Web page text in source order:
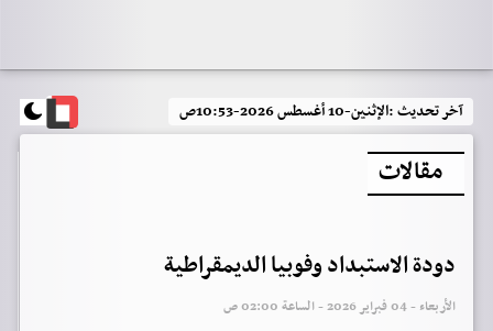
آخر تحديث :الإثنين-10 أغسطس 2026-10:53ص
مقالات
دودة الاستبداد وفوبيا الديمقراطية
الأربعاء - 04 فبراير 2026 - الساعة 02:00 ص